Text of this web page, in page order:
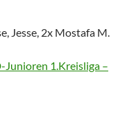
Jesse, 2x Mostafa M.
Junioren 1.Kreisliga –